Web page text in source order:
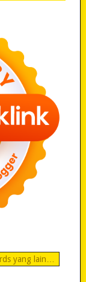
yang lain…